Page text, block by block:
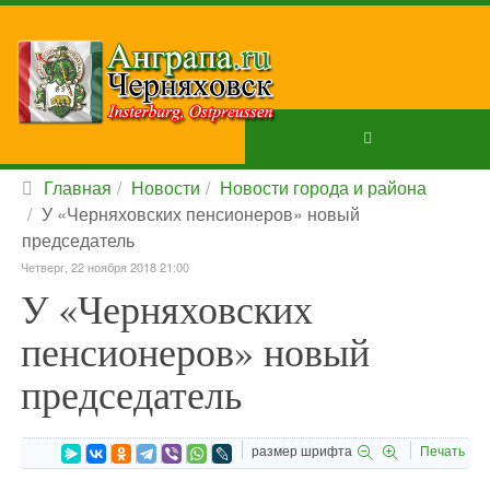
Главная Новости
Новости города и района
У «Черняховских пенсионеров» новый
председатель
Четверг, 22 ноября 2018 21:00
У «Черняховских
пенсионеров» новый
председатель
размер шрифта Печать